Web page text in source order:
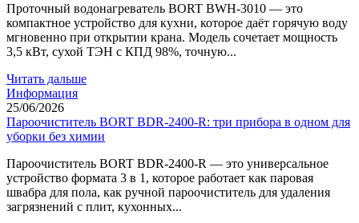
Проточный водонагреватель BORT BWH-3010 — это
компактное устройство для кухни, которое даёт горячую воду
мгновенно при открытии крана. Модель сочетает мощность
3,5 кВт, сухой ТЭН с КПД 98%, точную...
Читать дальше
Информация
25/06/2026
Пароочиститель BORT BDR-2400-R: три прибора в одном для
уборки без химии
Пароочиститель BORT BDR-2400-R — это универсальное
устройство формата 3 в 1, которое работает как паровая
швабра для пола, как ручной пароочиститель для удаления
загрязнений с плит, кухонных...